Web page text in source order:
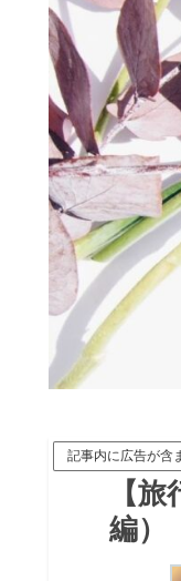
記事内に広告が含
【
編）